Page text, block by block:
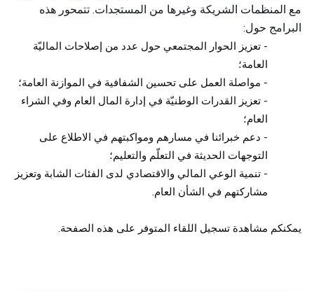
مع المنظمات الشريكة وغيرها من المستجدات. تتمحور هذه
البرامج حول:
العامة؛
- مواصلة العمل على تحسين الشفافية في الموازنة العامة؛
- تعزيز القدرات الوطنيّة في إدارة المال العام وفي الشراء
العام؛
- دعم خبرائنا في مسارهم ومواكبتهم في الاطلاع على
التوجهات الحديثة في التعلّم والتعليم؛
- تنمية الوعي المالي والاقتصادي لدى الفئات الشابة وتعزيز
مشاركتهم في الشأن العام.
يمكنكم مشاهدة تسجيل اللقاء المتوفر على هذه الصفحة.